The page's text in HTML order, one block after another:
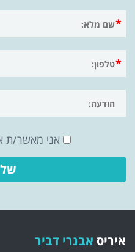
אני מאשר/ת
איריס אבנרי דביר